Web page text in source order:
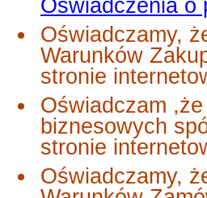
Oświadczenia o
Oświadczamy,
Warunków
stronie
Oświadczam
biznesowych
stronie
Oświadczamy,